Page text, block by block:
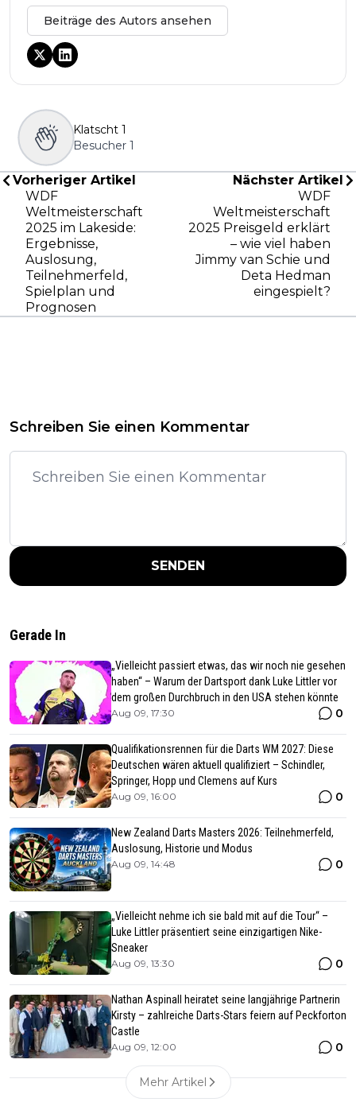
Beiträge des Autors ansehen
Klatscht 1
Besucher 1
Vorheriger Artikel
WDF
Weltmeisterschaft
2025 im Lakeside:
Ergebnisse,
Auslosung,
Teilnehmerfeld,
Spielplan und
Prognosen
Nächster Artikel
WDF
Weltmeisterschaft
2025 Preisgeld erklärt
– wie viel haben
Jimmy van Schie und
Deta Hedman
eingespielt?
Schreiben Sie einen Kommentar
SENDEN
Gerade In
„Vielleicht passiert etwas, das wir noch nie gesehen
haben“ – Warum der Dartsport dank Luke Littler vor
dem großen Durchbruch in den USA stehen könnte
Aug 09, 17:30 0
Qualifikationsrennen für die Darts WM 2027: Diese
Deutschen wären aktuell qualifiziert – Schindler,
Springer, Hopp und Clemens auf Kurs
Aug 09, 16:00 0
New Zealand Darts Masters 2026: Teilnehmerfeld,
Auslosung, Historie und Modus
Aug 09, 14:48 0
„Vielleicht nehme ich sie bald mit auf die Tour“ –
Luke Littler präsentiert seine einzigartigen Nike-
Sneaker
Aug 09, 13:30 0
Nathan Aspinall heiratet seine langjährige Partnerin
Kirsty – zahlreiche Darts-Stars feiern auf Peckforton
Castle
Aug 09, 12:00 0
Mehr Artikel